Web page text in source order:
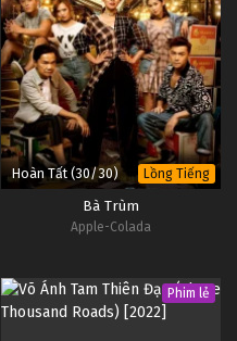
Hoàn Tất (30/30) Lồng Tiếng
Bà Trùm
Apple-Colada
Phim lẻ